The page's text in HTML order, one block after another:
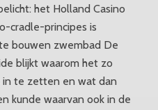
het Holland Casino
cradle-principes is
bouwen zwembad De
blijkt waarom het zo
in te zetten en wat dan
kunde waarvan ook in de